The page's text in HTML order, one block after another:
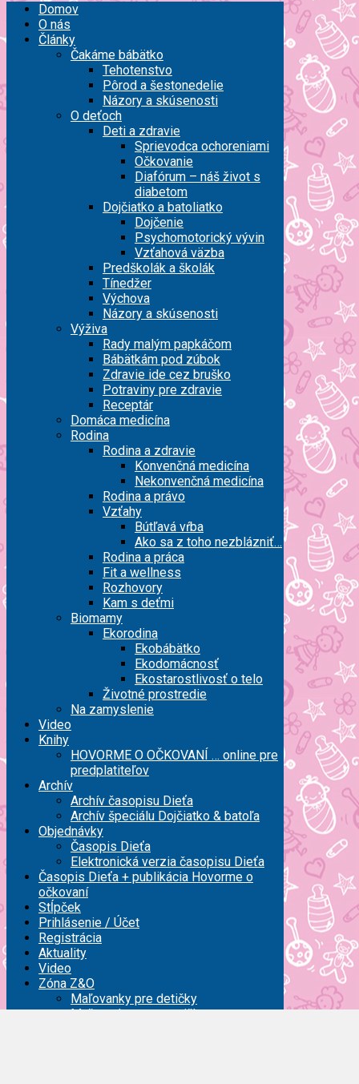
Domov
O nás
Články
Čakáme bábätko
Tehotenstvo
Pôrod a šestonedelie
Názory a skúsenosti
O deťoch
Deti a zdravie
Sprievodca ochoreniami
Očkovanie
Diafórum – náš život s
diabetom
Dojčiatko a batoliatko
Dojčenie
Psychomotorický vývin
Vzťahová väzba
Predškolák a školák
Tínedžer
Výchova
Názory a skúsenosti
Výživa
Rady malým papkáčom
Bábätkám pod zúbok
Zdravie ide cez bruško
Potraviny pre zdravie
Receptár
Domáca medicína
Rodina
Rodina a zdravie
Konvenčná medicína
Nekonvenčná medicína
Rodina a právo
Vzťahy
Bútľavá vŕba
Ako sa z toho nezblázniť…
Rodina a práca
Fit a wellness
Rozhovory
Kam s deťmi
Biomamy
Ekorodina
Ekobábätko
Ekodomácnosť
Ekostarostlivosť o telo
Životné prostredie
Na zamyslenie
Video
Knihy
HOVORME O OČKOVANÍ … online pre
predplatiteľov
Archív
Archív časopisu Dieťa
Archív špeciálu Dojčiatko & batoľa
Objednávky
Časopis Dieťa
Elektronická verzia časopisu Dieťa
Časopis Dieťa + publikácia Hovorme o
očkovaní
Stĺpček
Prihlásenie / Účet
Registrácia
Aktuality
Video
Zóna Z&O
Maľovanky pre detičky
Maľovanky pre mamičky